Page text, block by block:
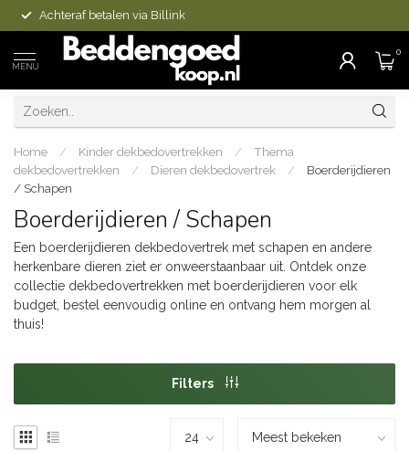
Achteraf betalen via Billink
MENU
0
Home / Kinder dekbedovertrekken /
Thema
dekbedovertrekken
/ Dieren dekbedovertrek /
Boerderijdieren
/ Schapen
Boerderijdieren / Schapen
Een boerderijdieren dekbedovertrek met schapen en andere
herkenbare dieren ziet er onweerstaanbaar uit. Ontdek onze
collectie dekbedovertrekken met boerderijdieren voor elk
budget, bestel eenvoudig online en ontvang hem morgen al
thuis!
Filters